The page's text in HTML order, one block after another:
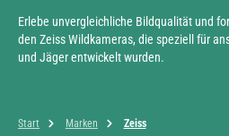
Erlebe unvergleichliche Bildqualität und
den Zeiss Wildkameras, die speziell für
und Jäger entwickelt wurden.
Start Marken Zeiss